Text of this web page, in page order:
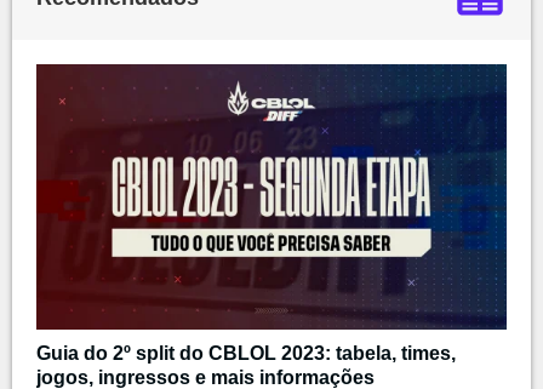
Guia do 2º split do CBLOL 2023: tabela, times,
jogos, ingressos e mais informações